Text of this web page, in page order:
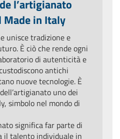
l’artigianato
in Italy
unisce tradizione e
È ciò che rende ogni
di autenticità e
antichi
nuove tecnologie. È
uno dei
simbolo nel mondo di
significa far parte di
il talento individuale in